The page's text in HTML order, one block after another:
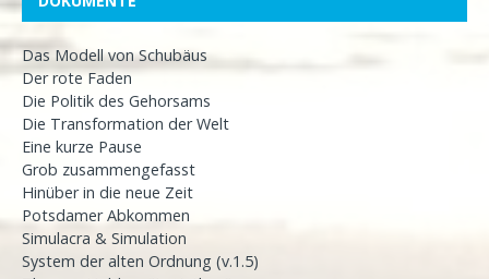
Das Modell von Schubäus
Der rote Faden
Die Politik des Gehorsams
Die Transformation der Welt
Eine kurze Pause
Grob zusammengefasst
Hinüber in die neue Zeit
Potsdamer Abkommen
Simulacra & Simulation
System der alten Ordnung (v.1.5)